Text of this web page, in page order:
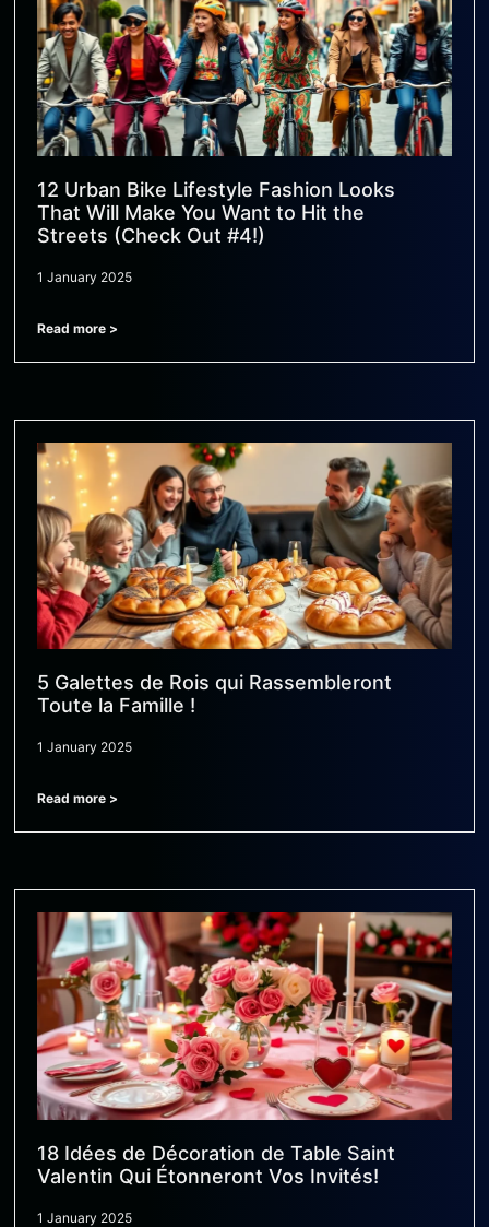
12 Urban Bike Lifestyle Fashion Looks
That Will Make You Want to Hit the
Streets (Check Out #4!)
1 January 2025
Read more >
5 Galettes de Rois qui Rassembleront
Toute la Famille !
1 January 2025
Read more >
18 Idées de Décoration de Table Saint
Valentin Qui Étonneront Vos Invités!
1 January 2025